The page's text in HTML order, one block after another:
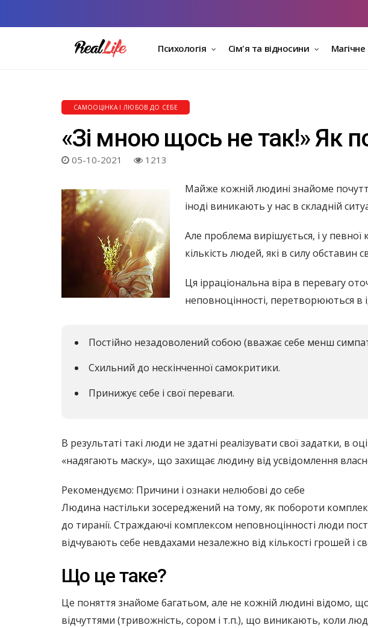
Психологія Сім'я та відносини Магічне
САМООЦІНКА І ЛЮБОВ ДО СЕБЕ
«Зі мною щось не так!» Як
05-10-2021 1213
Майже кожній людині знайоме почуття
іноді виникають у нас в складній
Але проблема вирішується, і у
кількість людей, які в силу
Ця ірраціональна віра в перевагу
неповноцінності, перетворюються в
Постійно незадоволений собою (вважає себе менш
Схильний до нескінченної самокритики.
Принижує себе і свої переваги.
В результаті такі люди не здатні реалізувати свої задатки, в
«надягають маску», що захищає людину від усвідомлення
Рекомендуємо: Причини і ознаки нелюбові до себе
Людина настільки зосереджений на тому, як побороти
до тиранії. Страждаючі комплексом неповноцінності люди
відчувають себе невдахами незалежно від кількості грошей і
Що це таке?
Це поняття знайоме багатьом, але не кожній людині відомо,
відчуттями (тривожність, сором і т.п.), що виникають, коли